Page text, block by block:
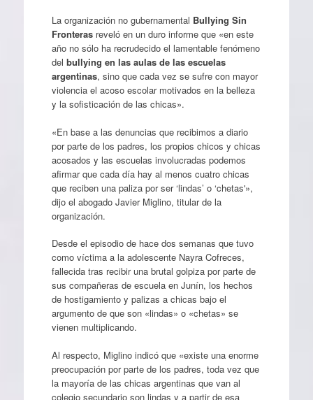
La organización no gubernamental Bullying Sin
Fronteras reveló en un duro informe que «en este
año no sólo ha recrudecido el lamentable fenómeno
del bullying en las aulas de las escuelas
argentinas, sino que cada vez se sufre con mayor
violencia el acoso escolar motivados en la belleza
y la sofisticación de las chicas».
«En base a las denuncias que recibimos a diario
por parte de los padres, los propios chicos y chicas
acosados y las escuelas involucradas podemos
afirmar que cada día hay al menos cuatro chicas
que reciben una paliza por ser ‘lindas’ o ‘chetas'»,
dijo el abogado Javier Miglino, titular de la
organización.
Desde el episodio de hace dos semanas que tuvo
como víctima a la adolescente Nayra Cofreces,
fallecida tras recibir una brutal golpiza por parte de
sus compañeras de escuela en Junín, los hechos
de hostigamiento y palizas a chicas bajo el
argumento de que son «lindas» o «chetas» se
vienen multiplicando.
Al respecto, Miglino indicó que «existe una enorme
preocupación por parte de los padres, toda vez que
la mayoría de las chicas argentinas que van al
colegio secundario son lindas y a partir de esa